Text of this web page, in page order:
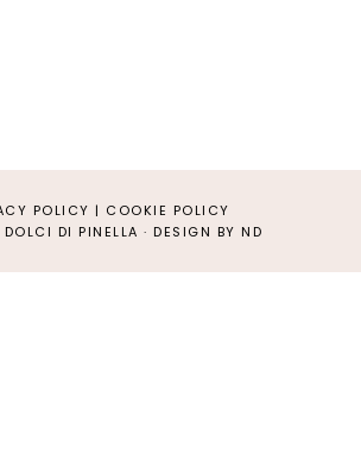
POLICY | COOKIE POLICY
DOLCI DI PINELLA · DESIGN BY ND